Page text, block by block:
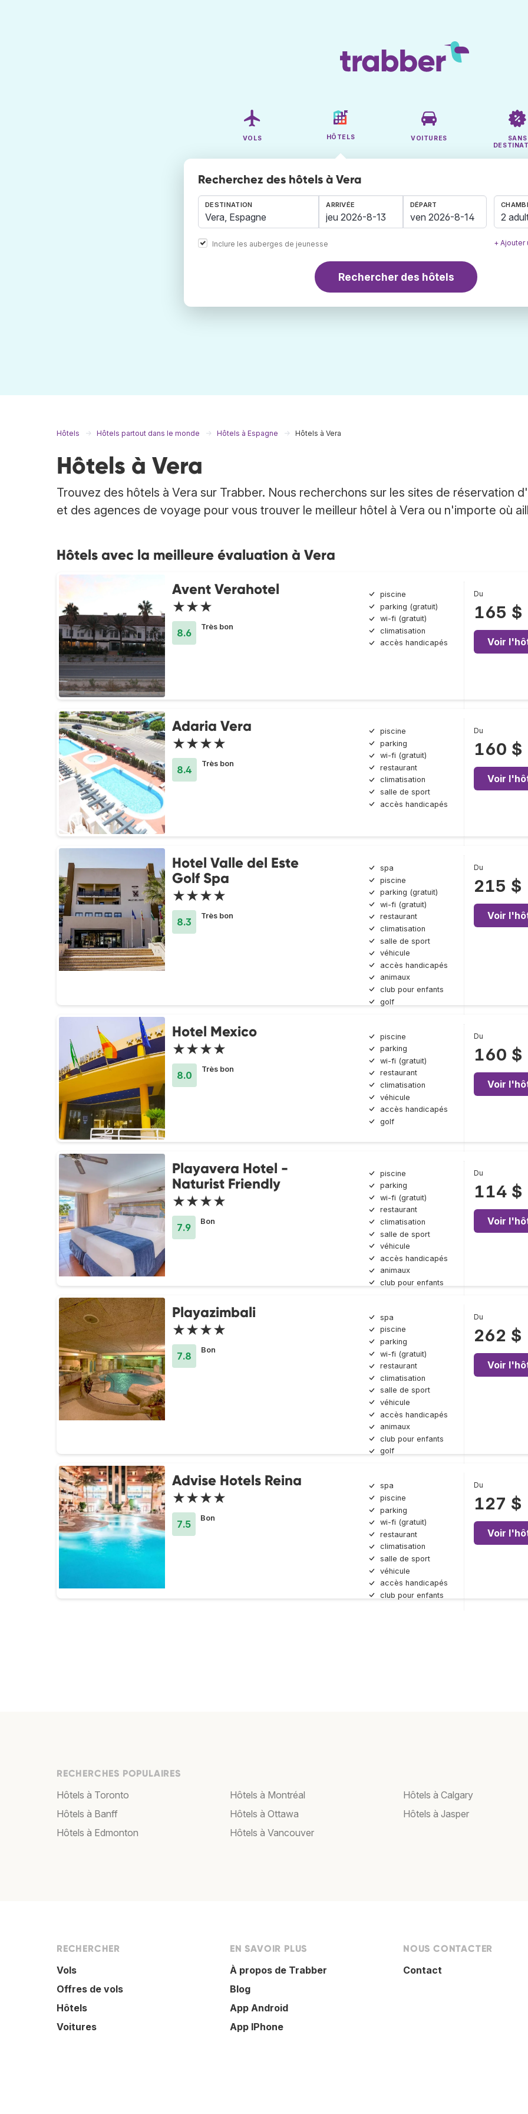
VOLS HÔTELS VOITURES
SANS
Recherchez des hôtels à Vera
DESTINATION
Inclure les auberges de jeunesse
ARRIVÉE DÉPART
2
+ Ajouter
Rechercher des hôtels
Hôtels Hôtels partout dans le monde Hôtels à Espagne Hôtels à Vera
Hôtels à Vera
Trouvez des hôtels à Vera sur Trabber. Nous recherchons sur les sites de réservation
et des agences de voyage pour vous trouver le meilleur hôtel à Vera ou n'importe où
Hôtels avec la meilleure évaluation à Vera
Avent Verahotel
★★★
8.6
Très bon
piscine
parking (gratuit)
wi-fi (gratuit)
climatisation
accès handicapés
Du
165 $
Voir
Adaria Vera
★★★★
8.4
Très bon
piscine
parking
wi-fi (gratuit)
restaurant
climatisation
salle de sport
accès handicapés
Du
160 $
Voir
Hotel Valle del Este
Golf Spa
★★★★
8.3
Très bon
spa
piscine
parking (gratuit)
wi-fi (gratuit)
restaurant
climatisation
salle de sport
véhicule
accès handicapés
animaux
club pour enfants
golf
Du
215 $
Voir
Hotel Mexico
★★★★
8.0
Très bon
piscine
parking
wi-fi (gratuit)
restaurant
climatisation
véhicule
accès handicapés
golf
Du
160 $
Voir
Playavera Hotel -
Naturist Friendly
★★★★
7.9
Bon
piscine
parking
wi-fi (gratuit)
restaurant
climatisation
salle de sport
véhicule
accès handicapés
animaux
club pour enfants
Du
114 $
Voir
Playazimbali
★★★★
7.8
Bon
spa
piscine
parking
wi-fi (gratuit)
restaurant
climatisation
salle de sport
véhicule
accès handicapés
animaux
club pour enfants
golf
Du
262 $
Voir
Advise Hotels Reina
★★★★
7.5
Bon
spa
piscine
parking
wi-fi (gratuit)
restaurant
climatisation
salle de sport
véhicule
accès handicapés
club pour enfants
Du
127 $
Voir
RECHERCHES POPULAIRES
Hôtels à Toronto
Hôtels à Banff
Hôtels à Edmonton
Hôtels à Montréal
Hôtels à Ottawa
Hôtels à Vancouver
Hôtels à Calgary
Hôtels à Jasper
RECHERCHER
Vols
Offres de vols
Hôtels
Voitures
EN SAVOIR PLUS
À propos de Trabber
Blog
App Android
App IPhone
NOUS CONTACTER
Contact